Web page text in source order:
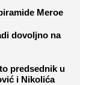
Meroe
dovoljno na
predsednik u
i Nikolića